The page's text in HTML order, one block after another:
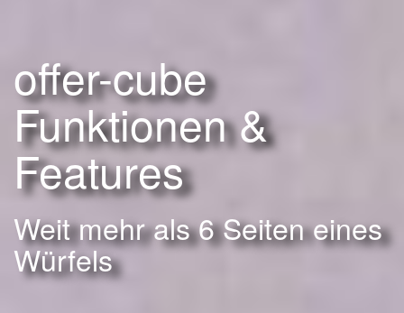
offer-cube
Funktionen &
Features
Weit mehr als 6 Seiten eines
Würfels